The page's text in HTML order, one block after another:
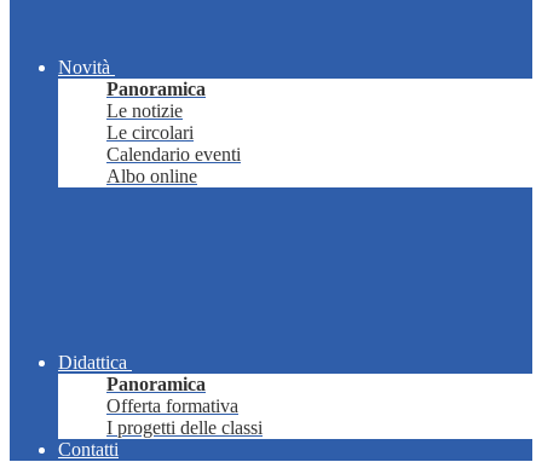
Novità
Panoramica
Le notizie
Le circolari
Calendario eventi
Albo online
Didattica
Panoramica
Offerta formativa
I progetti delle classi
Contatti